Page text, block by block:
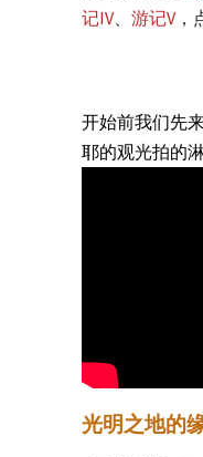
记IV、 游记V
开始前我们先
耶的观光拍的
光明之地的